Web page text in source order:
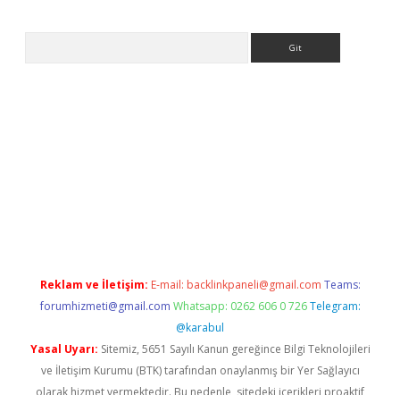
Reklam ve İletişim: E-mail: backlinkpaneli@gmail.com Teams:
forumhizmeti@gmail.com Whatsapp: 0262 606 0 726 Telegram:
@karabul
Yasal Uyarı: Sitemiz, 5651 Sayılı Kanun gereğince Bilgi Teknolojileri
ve İletişim Kurumu (BTK) tarafından onaylanmış bir Yer Sağlayıcı
olarak hizmet vermektedir. Bu nedenle, sitedeki içerikleri proaktif